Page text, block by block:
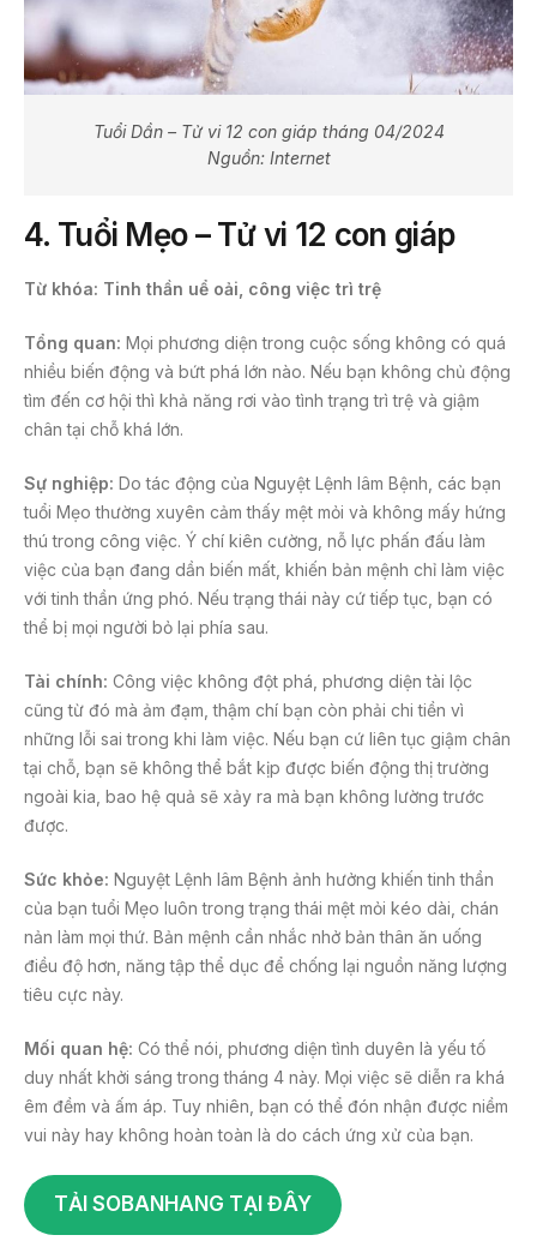
Tuổi Dần – Tử vi 12 con giáp tháng 04/2024
Nguồn: Internet
4. Tuổi Mẹo – Tử vi 12 con giáp
Từ khóa: Tinh thần uể oải, công việc trì trệ
Tổng quan: Mọi phương diện trong cuộc sống không có quá
nhiều biến động và bứt phá lớn nào. Nếu bạn không chủ động
tìm đến cơ hội thì khả năng rơi vào tình trạng trì trệ và giậm
chân tại chỗ khá lớn.
Sự nghiệp: Do tác động của Nguyệt Lệnh lâm Bệnh, các bạn
tuổi Mẹo thường xuyên cảm thấy mệt mỏi và không mấy hứng
thú trong công việc. Ý chí kiên cường, nỗ lực phấn đấu làm
việc của bạn đang dần biến mất, khiến bản mệnh chỉ làm việc
với tinh thần ứng phó. Nếu trạng thái này cứ tiếp tục, bạn có
thể bị mọi người bỏ lại phía sau.
Tài chính: Công việc không đột phá, phương diện tài lộc
cũng từ đó mà ảm đạm, thậm chí bạn còn phải chi tiền vì
những lỗi sai trong khi làm việc. Nếu bạn cứ liên tục giậm chân
tại chỗ, bạn sẽ không thể bắt kịp được biến động thị trường
ngoài kia, bao hệ quả sẽ xảy ra mà bạn không lường trước
được.
Sức khỏe: Nguyệt Lệnh lâm Bệnh ảnh hưởng khiến tinh thần
của bạn tuổi Mẹo luôn trong trạng thái mệt mỏi kéo dài, chán
nản làm mọi thứ. Bản mệnh cần nhắc nhở bản thân ăn uống
điều độ hơn, năng tập thể dục để chống lại nguồn năng lượng
tiêu cực này.
Mối quan hệ: Có thể nói, phương diện tình duyên là yếu tố
duy nhất khởi sáng trong tháng 4 này. Mọi việc sẽ diễn ra khá
êm đềm và ấm áp. Tuy nhiên, bạn có thể đón nhận được niềm
vui này hay không hoàn toàn là do cách ứng xử của bạn.
TẢI SOBANHANG TẠI ĐÂY